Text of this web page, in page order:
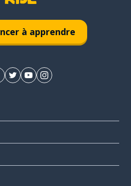
à apprendre